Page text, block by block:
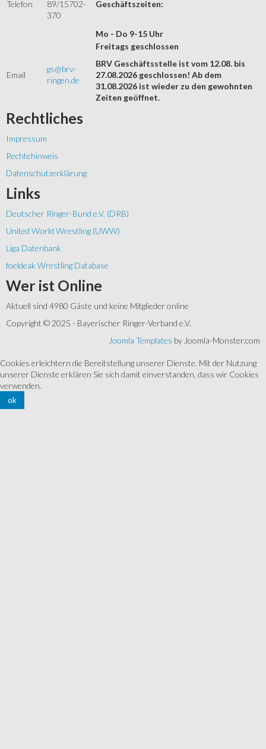
Telefon
89/15702-
370
Geschäftszeiten:
Mo - Do 9-15 Uhr
Email
gs@brv-
ringen.de
Freitags geschlossen
BRV Geschäftsstelle ist vom 12.08. bis
27.08.2026 geschlossen! Ab dem
31.08.2026 ist wieder zu den gewohnten
Zeiten geöffnet.
Rechtliches
Impressum
Rechtehinweis
Datenschutzerklärung
Links
Deutscher Ringer-Bund e.V. (DRB)
United World Wrestling (UWW)
Liga Datenbank
foeldeak Wrestling Database
Wer ist Online
Aktuell sind 4980 Gäste und keine Mitglieder online
Copyright © 2025 - Bayerischer Ringer-Verband e.V.
Joomla Templates by Joomla-Monster.com
Cookies erleichtern die Bereitstellung unserer Dienste. Mit der Nutzung
unserer Dienste erklären Sie sich damit einverstanden, dass wir Cookies
verwenden.
ok